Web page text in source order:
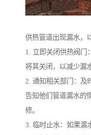
供热管道出现漏水，
1. 立即关闭供热阀门
将其关闭，以减少漏
2. 通知相关部门：及
告知他们管道漏水的
修。
3. 临时止水：如果漏